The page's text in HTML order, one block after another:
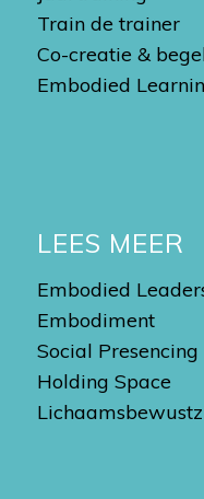
Train de trainer
Co-creatie &
Embodied
LEES MEER
Embodied
Embodiment
Social
Holding Space